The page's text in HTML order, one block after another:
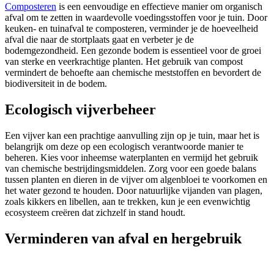
Composteren is een eenvoudige en effectieve manier om organisch
afval om te zetten in waardevolle voedingsstoffen voor je tuin. Door
keuken- en tuinafval te composteren, verminder je de hoeveelheid
afval die naar de stortplaats gaat en verbeter je de
bodemgezondheid. Een gezonde bodem is essentieel voor de groei
van sterke en veerkrachtige planten. Het gebruik van compost
vermindert de behoefte aan chemische meststoffen en bevordert de
biodiversiteit in de bodem.
Ecologisch vijverbeheer
Een vijver kan een prachtige aanvulling zijn op je tuin, maar het is
belangrijk om deze op een ecologisch verantwoorde manier te
beheren. Kies voor inheemse waterplanten en vermijd het gebruik
van chemische bestrijdingsmiddelen. Zorg voor een goede balans
tussen planten en dieren in de vijver om algenbloei te voorkomen en
het water gezond te houden. Door natuurlijke vijanden van plagen,
zoals kikkers en libellen, aan te trekken, kun je een evenwichtig
ecosysteem creëren dat zichzelf in stand houdt.
Verminderen van afval en hergebruik